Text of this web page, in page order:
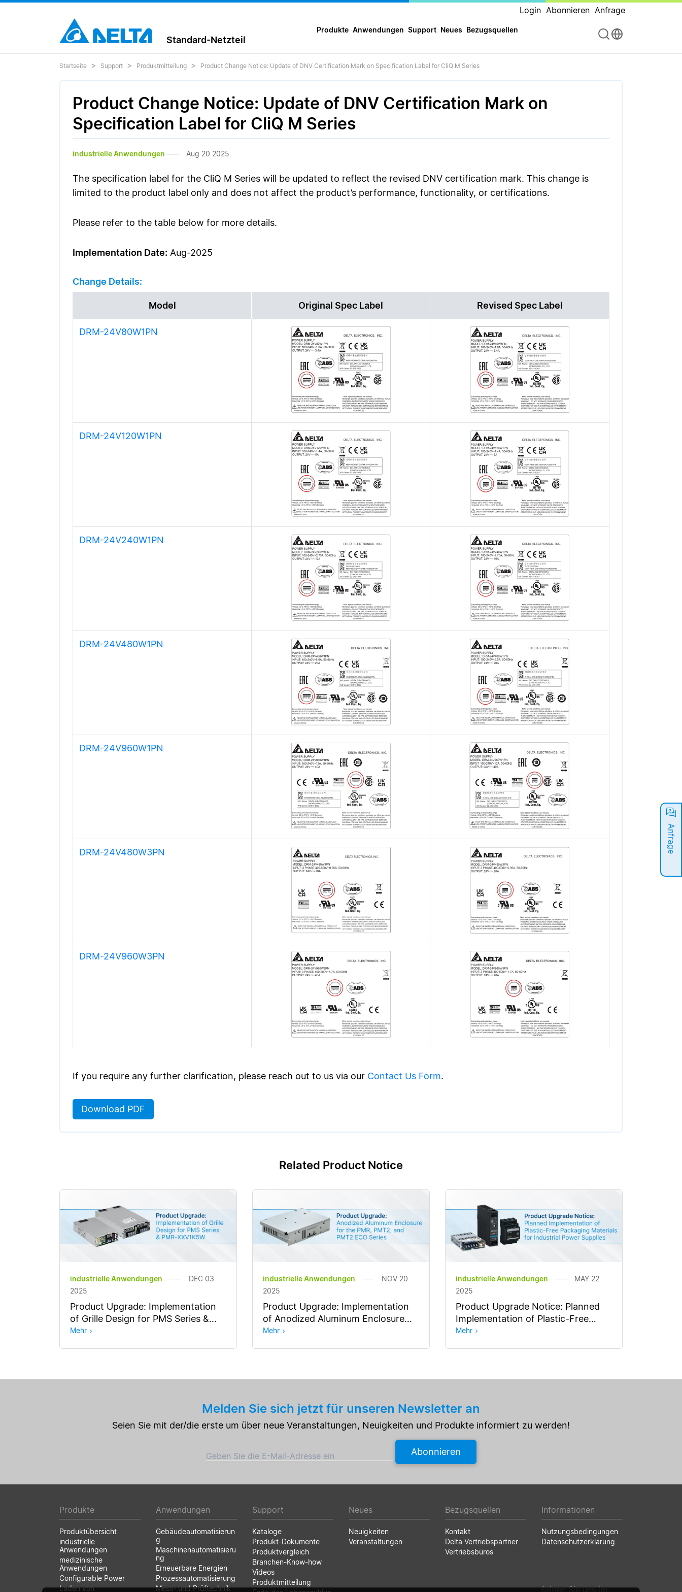
Login Abonnieren Anfrage
Standard-Netzteil
Produkte Anwendungen Support Neues Bezugsquellen
Anfrage
Startseite Support Produktmitteilung Product Change Notice: Update of DNV Certification Mark on Specification Label for CliQ M Series
Product Change Notice: Update of DNV Certification Mark on
Specification Label for CliQ M Series
industrielle Anwendungen Aug 20 2025
The specification label for the CliQ M Series will be updated to reflect the revised DNV certification mark. This change is
limited to the product label only and does not affect the product’s performance, functionality, or certifications.
Please refer to the table below for more details.
Implementation Date: Aug-2025
Change Details:
Model Original Spec Label Revised Spec Label
DRM-24V80W1PN
DRM-24V120W1PN
DRM-24V240W1PN
DRM-24V480W1PN
DRM-24V960W1PN
DRM-24V480W3PN
DRM-24V960W3PN
If you require any further clarification, please reach out to us via our Contact Us Form.
Download PDF
Related Product Notice
industrielle Anwendungen
DEC 03
2025
Product Upgrade: Implementation
of Grille Design for PMS Series &
PMR-XXV1K5W
Mehr
industrielle Anwendungen
NOV 20
2025
Product Upgrade: Implementation
of Anodized Aluminum Enclosure
for the PMR, PMT2, and PMT2 ECO
Mehr
industrielle Anwendungen
MAY 22
2025
Product Upgrade Notice: Planned
Implementation of Plastic-Free
Packaging Materials for Industrial
Mehr
Melden Sie sich jetzt für unseren Newsletter an
Seien Sie mit der/die erste um über neue Veranstaltungen, Neuigkeiten und Produkte informiert zu werden!
Geben Sie die E-Mail-Adresse ein Abonnieren
Produkte
Produktübersicht
industrielle
Anwendungen
medizinische
Anwendungen
Configurable Power
Laden von
Anwendungen
Gebäudeautomatisierun
g
Maschinenautomatisieru
ng
Erneuerbare Energien
Prozessautomatisierung
Mess- und Prüftechnik
Support
Kataloge
Produkt-Dokumente
Produktvergleich
Branchen-Know-how
Videos
Produktmitteilung
Neues
Neuigkeiten
Veranstaltungen
Bezugsquellen
Kontakt
Delta Vertriebspartner
Vertriebsbüros
Informationen
Nutzungsbedingungen
Datenschutzerklärung
folgen Sie uns im